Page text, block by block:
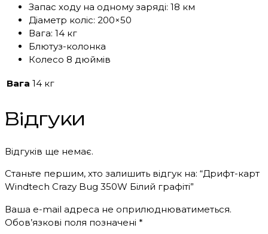
Запас ходу на одному заряді: 18 км
Діаметр коліс: 200×50
Вага: 14 кг
Блютуз-колонка
Колесо 8 дюймів
Вага 14 кг
Відгуки
Відгуків ще немає.
Станьте першим, хто залишить відгук на: “Дрифт-карт
Windtech Crazy Bug 350W Білий графіті”
Ваша e-mail адреса не оприлюднюватиметься.
Обов’язкові поля позначені *